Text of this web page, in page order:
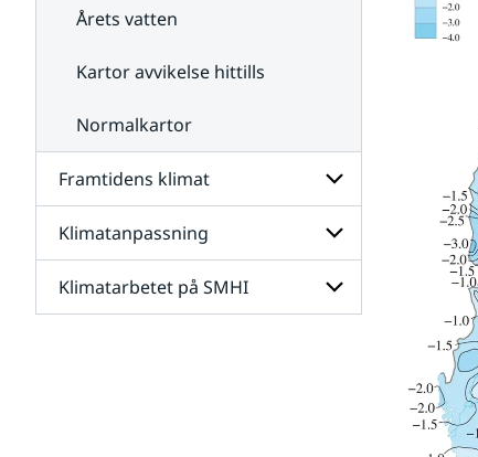
Årets vatten
Kartor avvikelse hittills
Normalkartor
Framtidens klimat
Undersidor
för
Framtidens
klimat
Klimatanpassning
Undersidor
för
Klimatanpassning
Klimatarbetet på SMHI
Klimatarbetet